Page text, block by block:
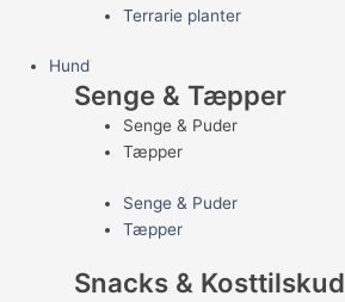
Terrarie planter
Hund
Senge & Tæpper
Senge & Puder
Tæpper
Senge & Puder
Tæpper
Snacks & Kosttilskud